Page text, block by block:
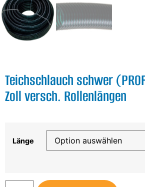
Teichschlauch schwer
Zoll versch. Rollenlängen
Länge